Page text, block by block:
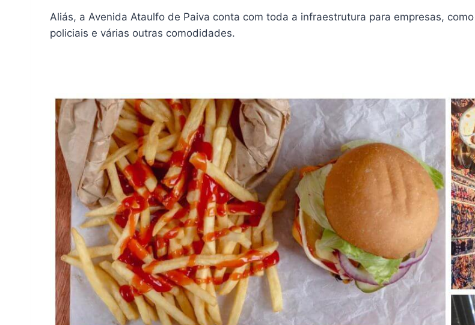
Aliás, a Avenida Ataulfo de Paiva conta com toda a infraestrutura para empresas,
policiais e várias outras comodidades.